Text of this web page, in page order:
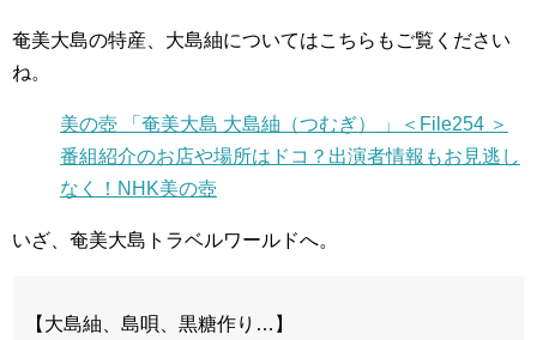
奄美大島の特産、大島紬についてはこちらもご覧ください
ね。
美の壺 「奄美大島 大島紬（つむぎ） 」＜File254 ＞
番組紹介のお店や場所はドコ？出演者情報もお見逃し
なく！NHK美の壺
いざ、奄美大島トラベルワールドへ。
【大島紬、島唄、黒糖作り…】